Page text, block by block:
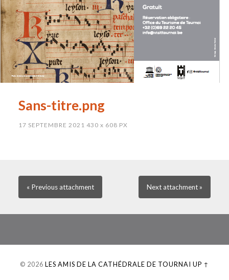
Sans-titre.png
17 SEPTEMBRE 2021 430 x 608 PX
« Previousattachment Next attachment »
© 2026 LES AMIS DE LA CATHÉDRALE DE TOURNAI UP ↑